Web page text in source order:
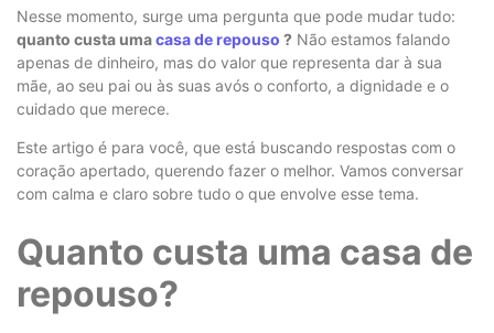
Nesse momento, surge uma pergunta que pode mudar tudo:
quanto custa umacasa de repouso ? Não estamos falando
apenas de dinheiro, mas do valor que representa dar à sua
mãe, ao seu pai ou às suas avós o conforto, a dignidade e o
cuidado que merece.
Este artigo é para você, que está buscando respostas com o
coração apertado, querendo fazer o melhor. Vamos conversar
com calma e claro sobre tudo o que envolve esse tema.
Quanto custa uma casa de
repouso?